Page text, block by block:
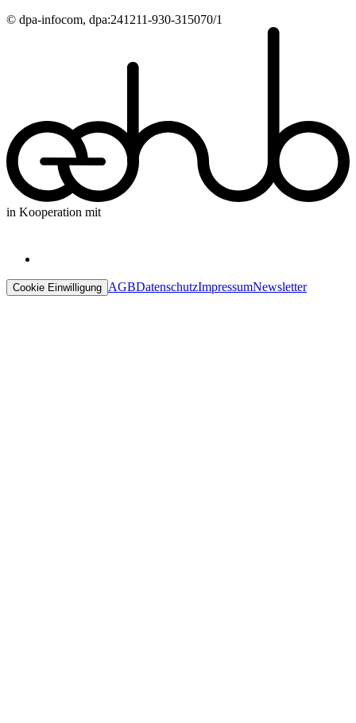
© dpa-infocom, dpa:241211-930-315070/1
in Kooperation mit
Cookie Einwilligung AGBDatenschutzImpressumNewsletter